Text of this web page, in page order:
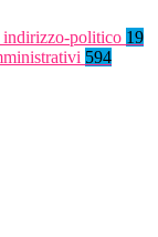
indirizzo-politico 19
594